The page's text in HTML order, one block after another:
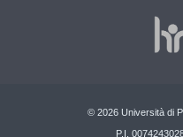
© 2026 Università di
P.I.